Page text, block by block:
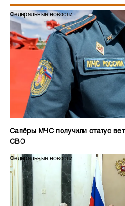
Федеральные новости
Сапёры МЧС получили статус
СВО
Федеральные новости